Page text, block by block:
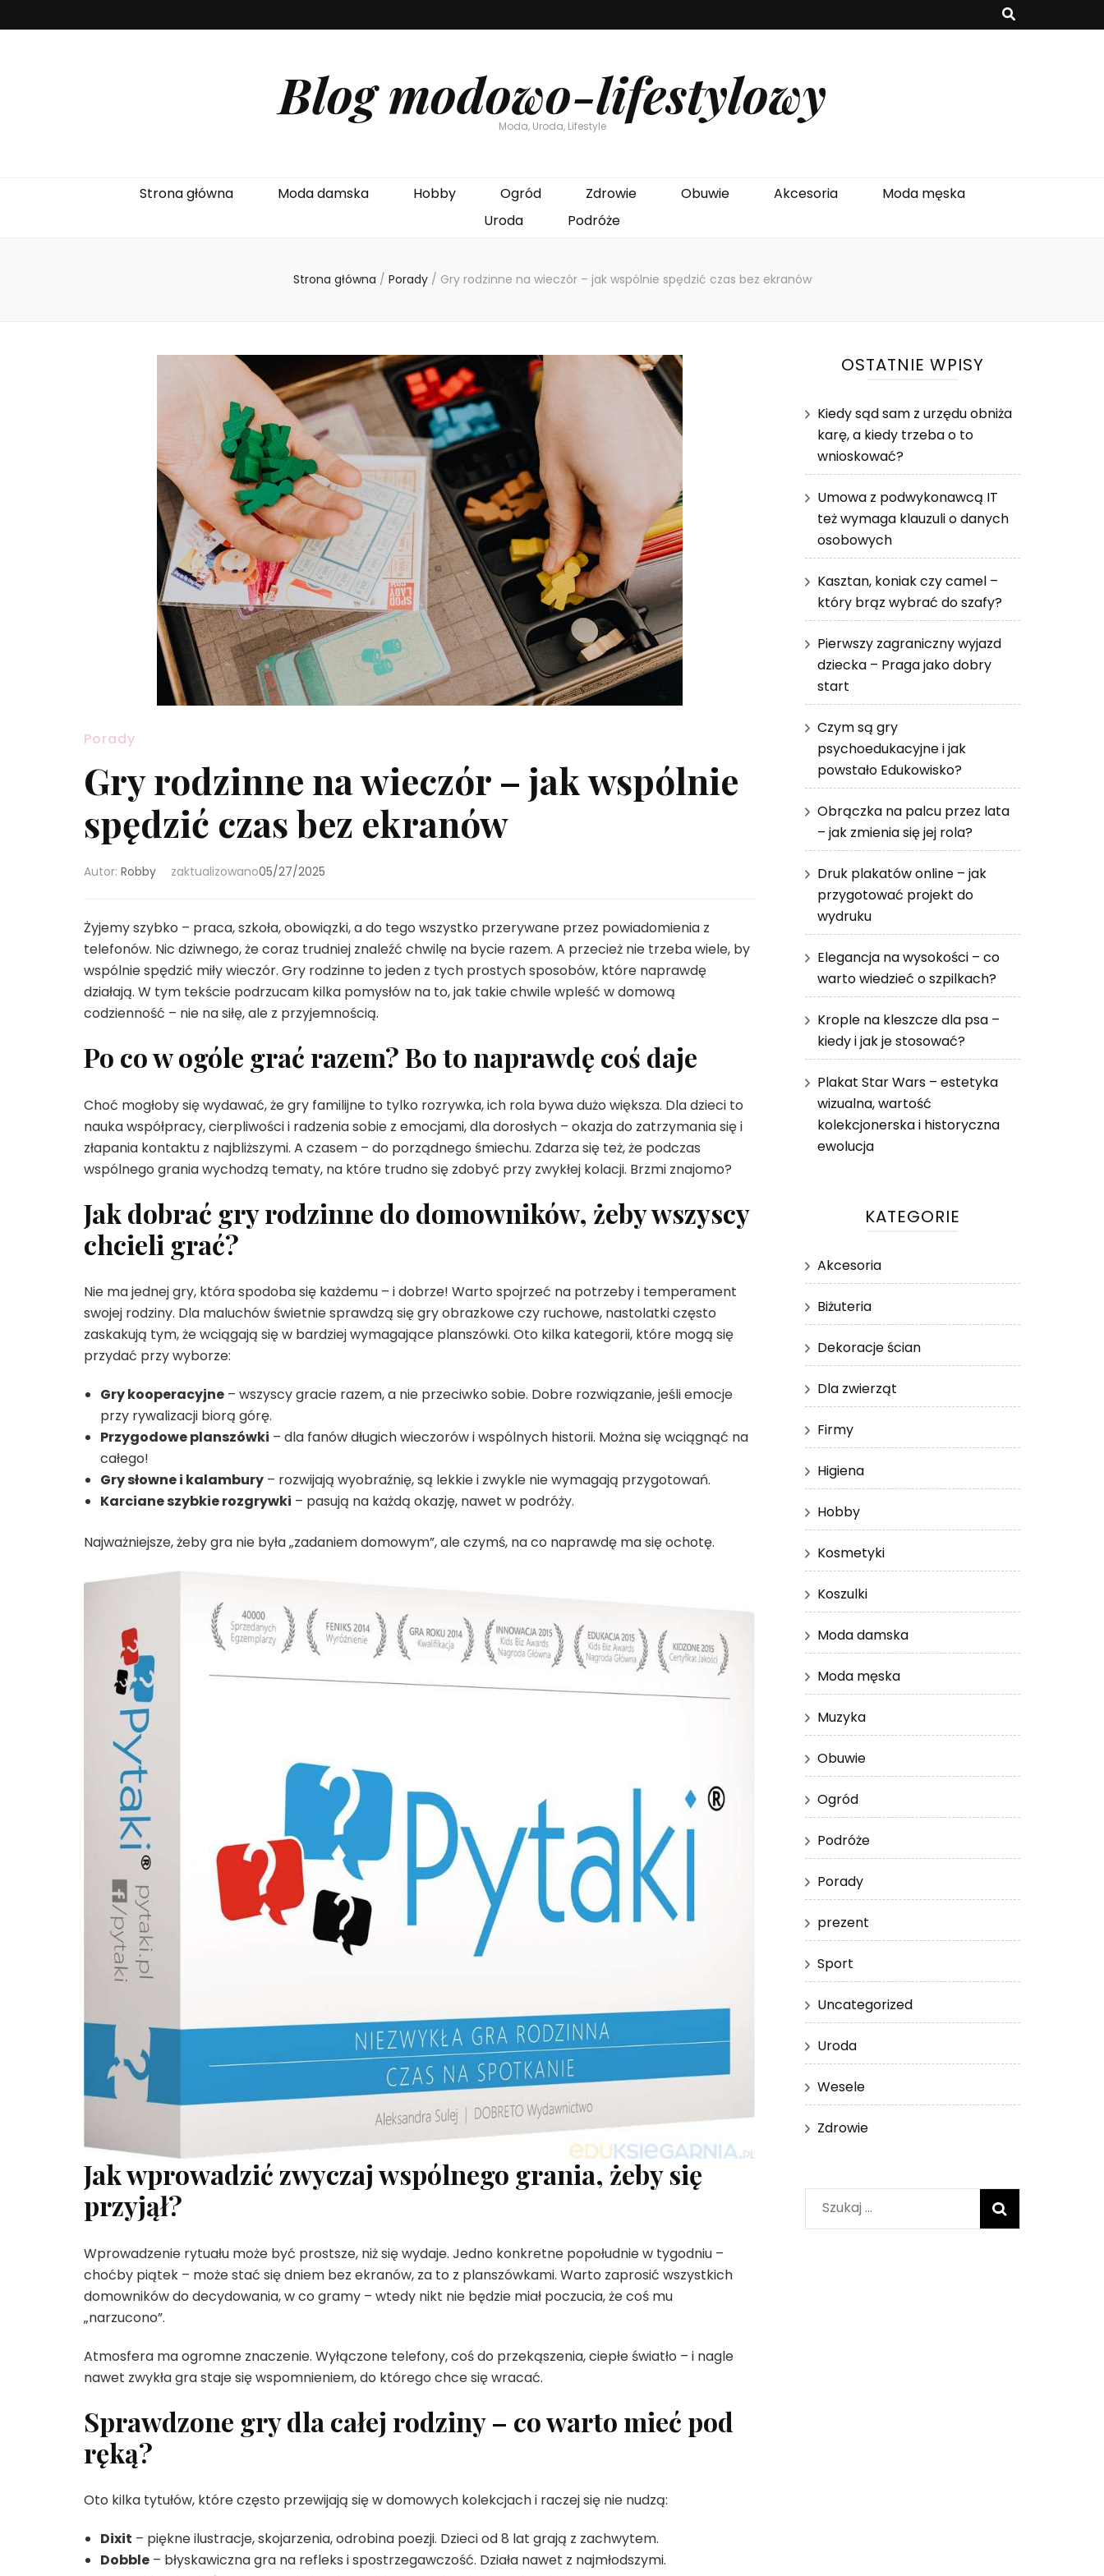
Blog modowo-lifestylowy
Moda, Uroda, Lifestyle
Strona główna Moda damska Hobby Ogród Zdrowie Obuwie Akcesoria
Moda męska
Uroda
Podróże
Strona główna / Porady / Gry rodzinne na wieczór – jak wspólnie spędzić czas bez ekranów
Porady
Gry rodzinne na wieczór – jak wspólnie
spędzić czas bez ekranów
Autor: Robby zaktualizowano05/27/2025
Żyjemy szybko – praca, szkoła, obowiązki, a do tego wszystko przerywane przez powiadomienia z
telefonów. Nic dziwnego, że coraz trudniej znaleźć chwilę na bycie razem. A przecież nie trzeba wiele, by
wspólnie spędzić miły wieczór. Gry rodzinne to jeden z tych prostych sposobów, które naprawdę
działają. W tym tekście podrzucam kilka pomysłów na to, jak takie chwile wpleść w domową
codzienność – nie na siłę, ale z przyjemnością.
Po co w ogóle grać razem? Bo to naprawdę coś daje
Choć mogłoby się wydawać, że gry familijne to tylko rozrywka, ich rola bywa dużo większa. Dla dzieci to
nauka współpracy, cierpliwości i radzenia sobie z emocjami, dla dorosłych – okazja do zatrzymania się i
złapania kontaktu z najbliższymi. A czasem – do porządnego śmiechu. Zdarza się też, że podczas
wspólnego grania wychodzą tematy, na które trudno się zdobyć przy zwykłej kolacji. Brzmi znajomo?
Jak dobrać gry rodzinne do domowników, żeby wszyscy
chcieli grać?
Nie ma jednej gry, która spodoba się każdemu – i dobrze! Warto spojrzeć na potrzeby i temperament
swojej rodziny. Dla maluchów świetnie sprawdzą się gry obrazkowe czy ruchowe, nastolatki często
zaskakują tym, że wciągają się w bardziej wymagające planszówki. Oto kilka kategorii, które mogą się
przydać przy wyborze:
Gry kooperacyjne – wszyscy gracie razem, a nie przeciwko sobie. Dobre rozwiązanie, jeśli emocje
przy rywalizacji biorą górę.
Przygodowe planszówki – dla fanów długich wieczorów i wspólnych historii. Można się wciągnąć na
całego!
Gry słowne i kalambury – rozwijają wyobraźnię, są lekkie i zwykle nie wymagają przygotowań.
Karciane szybkie rozgrywki – pasują na każdą okazję, nawet w podróży.
Najważniejsze, żeby gra nie była „zadaniem domowym”, ale czymś, na co naprawdę ma się ochotę.
Jak wprowadzić zwyczaj wspólnego grania, żeby się
przyjął?
Wprowadzenie rytuału może być prostsze, niż się wydaje. Jedno konkretne popołudnie w tygodniu –
choćby piątek – może stać się dniem bez ekranów, za to z planszówkami. Warto zaprosić wszystkich
domowników do decydowania, w co gramy – wtedy nikt nie będzie miał poczucia, że coś mu
„narzucono”.
Atmosfera ma ogromne znaczenie. Wyłączone telefony, coś do przekąszenia, ciepłe światło – i nagle
nawet zwykła gra staje się wspomnieniem, do którego chce się wracać.
Sprawdzone gry dla całej rodziny – co warto mieć pod
ręką?
Oto kilka tytułów, które często przewijają się w domowych kolekcjach i raczej się nie nudzą:
Dixit – piękne ilustracje, skojarzenia, odrobina poezji. Dzieci od 8 lat grają z zachwytem.
Dobble – błyskawiczna gra na refleks i spostrzegawczość. Działa nawet z najmłodszymi.
OSTATNIE WPISY
Kiedy sąd sam z urzędu obniża
karę, a kiedy trzeba o to
wnioskować?
Umowa z podwykonawcą IT
też wymaga klauzuli o danych
osobowych
Kasztan, koniak czy camel –
który brąz wybrać do szafy?
Pierwszy zagraniczny wyjazd
dziecka – Praga jako dobry
start
Czym są gry
psychoedukacyjne i jak
powstało Edukowisko?
Obrączka na palcu przez lata
– jak zmienia się jej rola?
Druk plakatów online – jak
przygotować projekt do
wydruku
Elegancja na wysokości – co
warto wiedzieć o szpilkach?
Krople na kleszcze dla psa –
kiedy i jak je stosować?
Plakat Star Wars – estetyka
wizualna, wartość
kolekcjonerska i historyczna
ewolucja
KATEGORIE
Akcesoria
Biżuteria
Dekoracje ścian
Dla zwierząt
Firmy
Higiena
Hobby
Kosmetyki
Koszulki
Moda damska
Moda męska
Muzyka
Obuwie
Ogród
Podróże
Porady
prezent
Sport
Uncategorized
Uroda
Wesele
Zdrowie
Szukaj: